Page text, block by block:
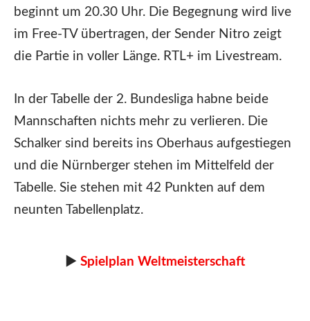
beginnt um 20.30 Uhr. Die Begegnung wird live
im Free-TV übertragen, der Sender Nitro zeigt
die Partie in voller Länge. RTL+ im Livestream.
In der Tabelle der 2. Bundesliga habne beide
Mannschaften nichts mehr zu verlieren. Die
Schalker sind bereits ins Oberhaus aufgestiegen
und die Nürnberger stehen im Mittelfeld der
Tabelle. Sie stehen mit 42 Punkten auf dem
neunten Tabellenplatz.
► Spielplan Weltmeisterschaft